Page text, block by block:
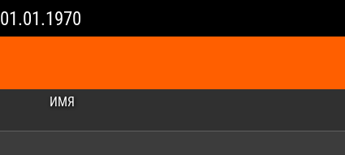
01.01.1970
ИМЯ